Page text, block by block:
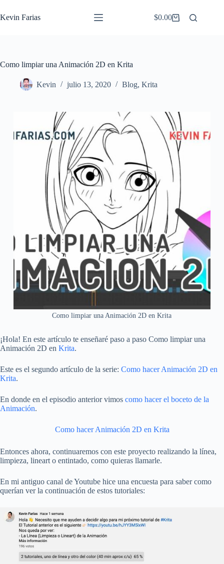
al
contenido
Kevin Farias
Carro
$0.00
Como limpiar una Animación 2D en Krita
Kevin julio 13, 2020 Blog, Krita
Como limpiar una Animación 2D en Krita
¡Hola! En este artículo te enseñaré paso a paso Como limpiar una
Animación 2D en Krita.
Este es el segundo artículo de la serie: Como hacer Animación 2D en
Krita.
En donde en el episodio anterior vimos como hacer el boceto de la
Animación.
Como hacer Animación 2D en Krita
Entonces ahora, continuaremos con este proyecto realizando la línea,
limpieza, lineart o entintado, como quieras llamarle.
En mi antiguo canal de Youtube hice una encuesta para saber como
querían ver la continuación de estos tutoriales: